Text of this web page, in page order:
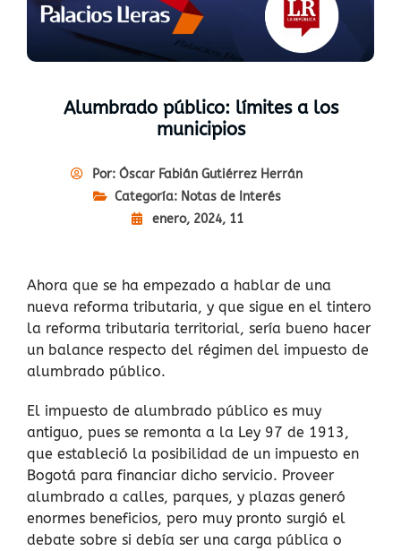
Alumbrado público: límites a los
municipios
Por: Óscar Fabián Gutiérrez Herrán
Categoría: Notas de Interés
enero, 2024, 11
Ahora que se ha empezado a hablar de una
nueva reforma tributaria, y que sigue en el tintero
la reforma tributaria territorial, sería bueno hacer
un balance respecto del régimen del impuesto de
alumbrado público.
El impuesto de alumbrado público es muy
antiguo, pues se remonta a la Ley 97 de 1913,
que estableció la posibilidad de un impuesto en
Bogotá para financiar dicho servicio. Proveer
alumbrado a calles, parques, y plazas generó
enormes beneficios, pero muy pronto surgió el
debate sobre si debía ser una carga pública o